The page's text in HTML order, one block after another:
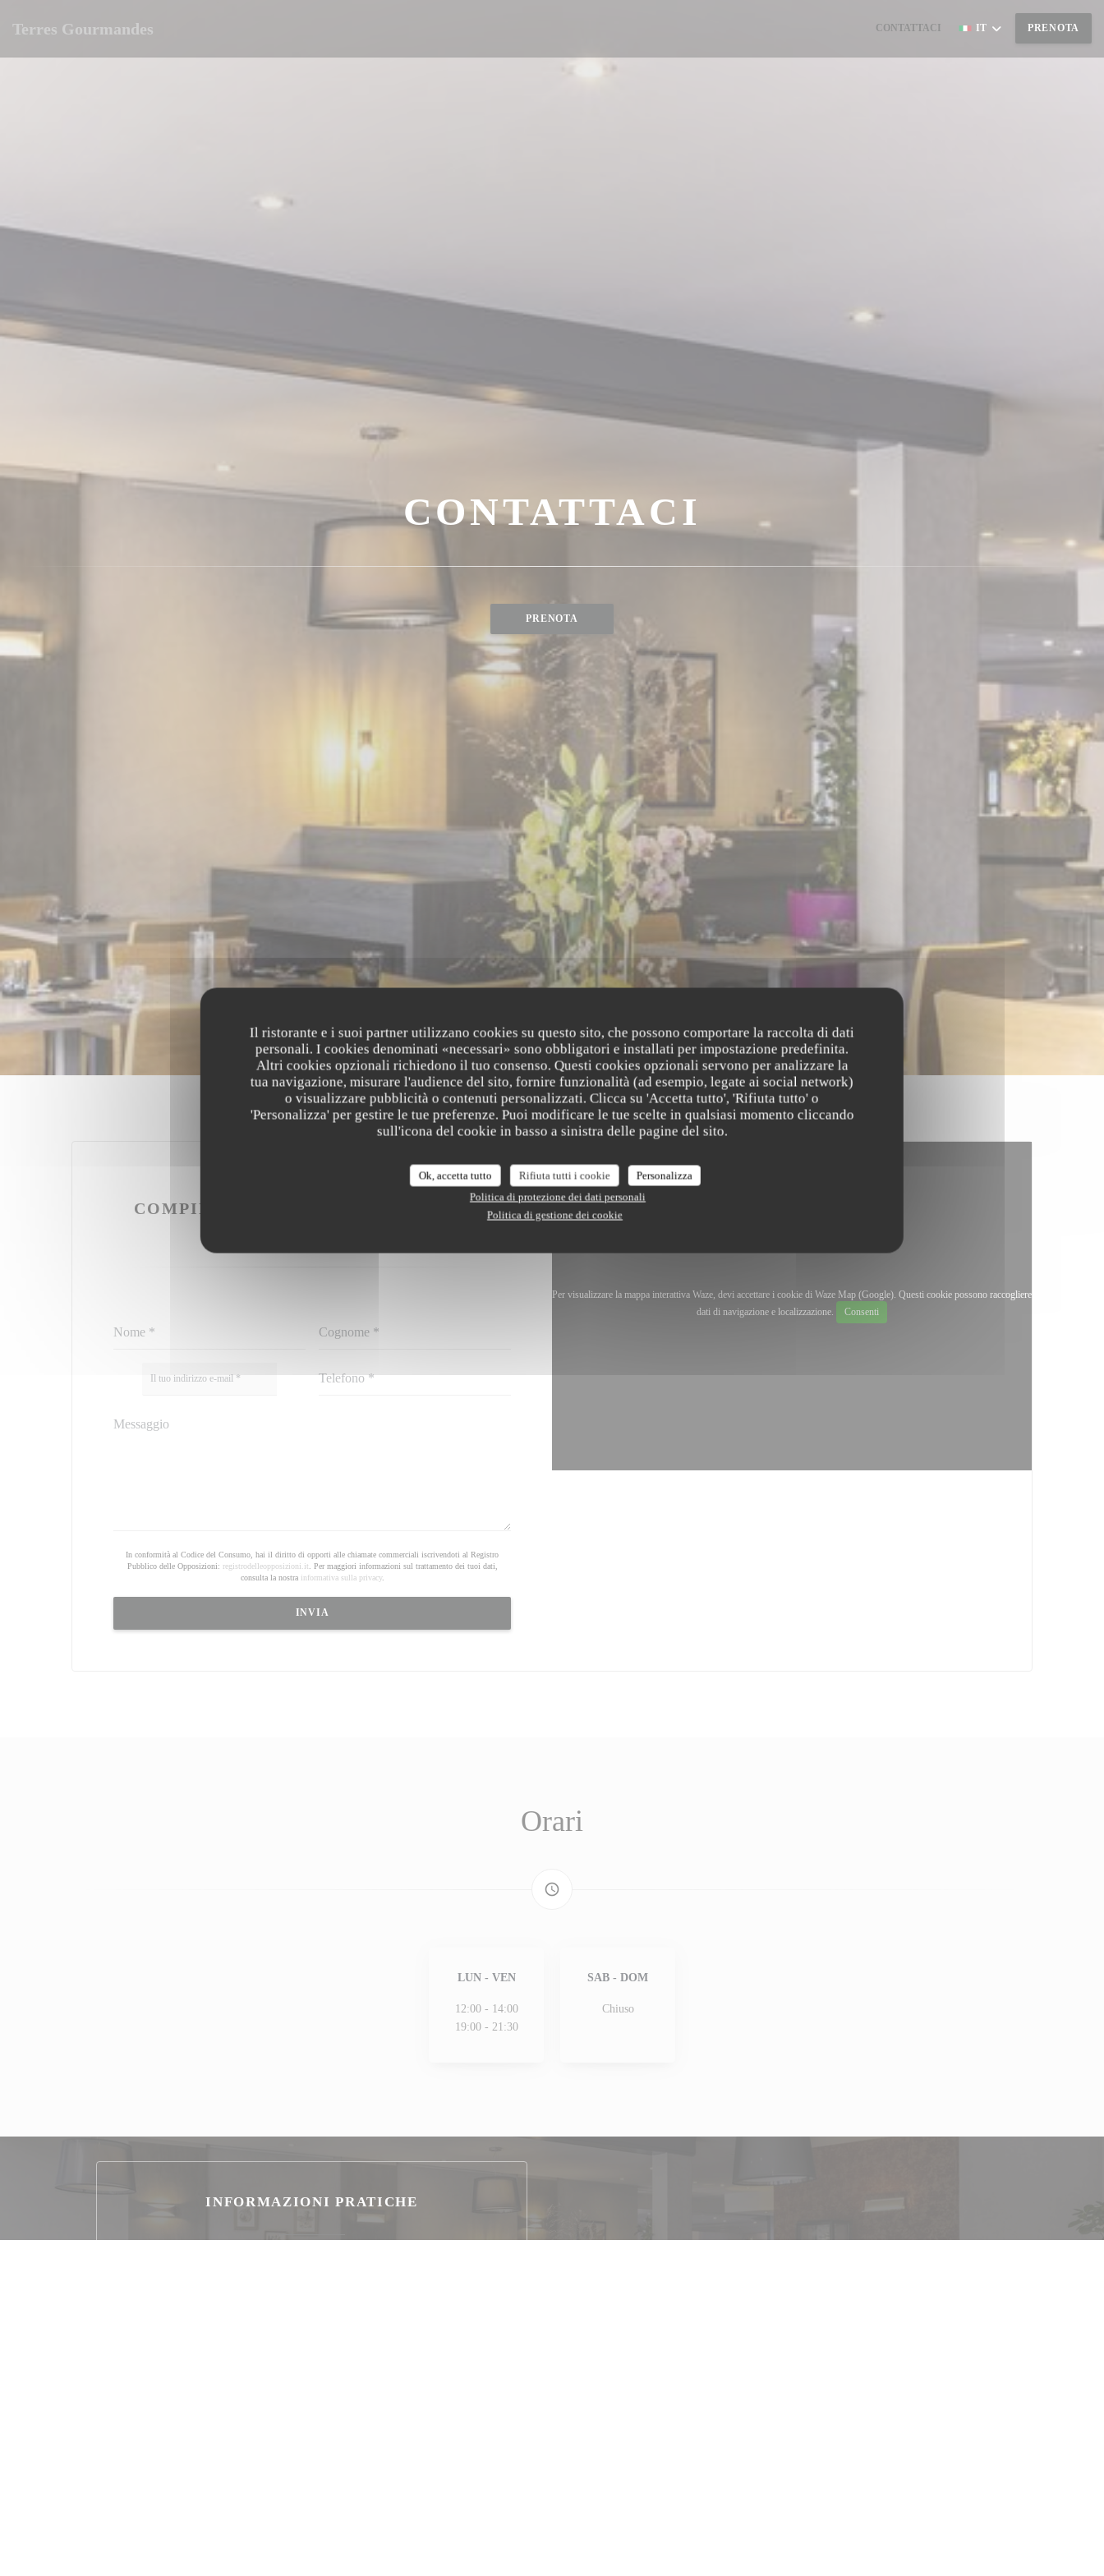
Il ristorante e i suoi partner utilizzano cookies su questo sito, che possono comportare la raccolta di dati
personali. I cookies denominati «necessari» sono obbligatori e installati per impostazione predefinita.
Altri cookies opzionali richiedono il tuo consenso. Questi cookies opzionali servono per analizzare la
tua navigazione, misurare l'audience del sito, fornire funzionalità (ad esempio, legate ai social network)
o visualizzare pubblicità o contenuti personalizzati. Clicca su 'Accetta tutto', 'Rifiuta tutto' o
'Personalizza' per gestire le tue preferenze. Puoi modificare le tue scelte in qualsiasi momento cliccando
sull'icona del cookie in basso a sinistra delle pagine del sito.
Ok, accetta tutto Rifiuta tutti i cookie
Personalizza
Politica di protezione dei dati personali
Politica di gestione dei cookie
Terres Gourmandes CONTATTACI IT PRENOTA
CONTATTACI
PRENOTA
VUOI CONTATTARCI?
COMPILA IL MODULO SOTTOSTANTE!
In conformità al Codice del Consumo, hai il diritto di opporti alle chiamate commerciali iscrivendoti al Registro
Pubblico delle Opposizioni: registrodelleopposizioni.it . Per maggiori informazioni sul trattamento dei tuoi dati,
consulta la nostra informativa sulla privacy.
Per visualizzare la mappa interattiva Waze, devi accettare i cookie di Waze Map (Google). Questi cookie possono raccogliere
dati di navigazione e localizzazione.
Consenti
Orari
access_time
LUN- VEN
12:00 - 14:00
19:00 - 21:30
SAB - DOM
Chiuso
INFORMAZIONI PRATICHE